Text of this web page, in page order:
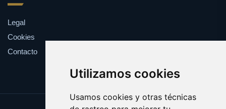
Utilizamos cookies
Usamos cookies y otras técnicas
Legal
Cookies
Contacto